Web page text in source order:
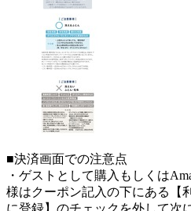
■決済画面での注意点
・ゲストとして購入もしくは
様はクーポン記入の下にある
に登録】のチェックを外して次